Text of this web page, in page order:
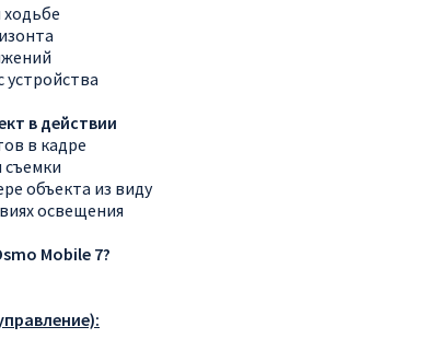
устройства
в действии
в кадре
объекта из виду
освещения
Mobile 7?